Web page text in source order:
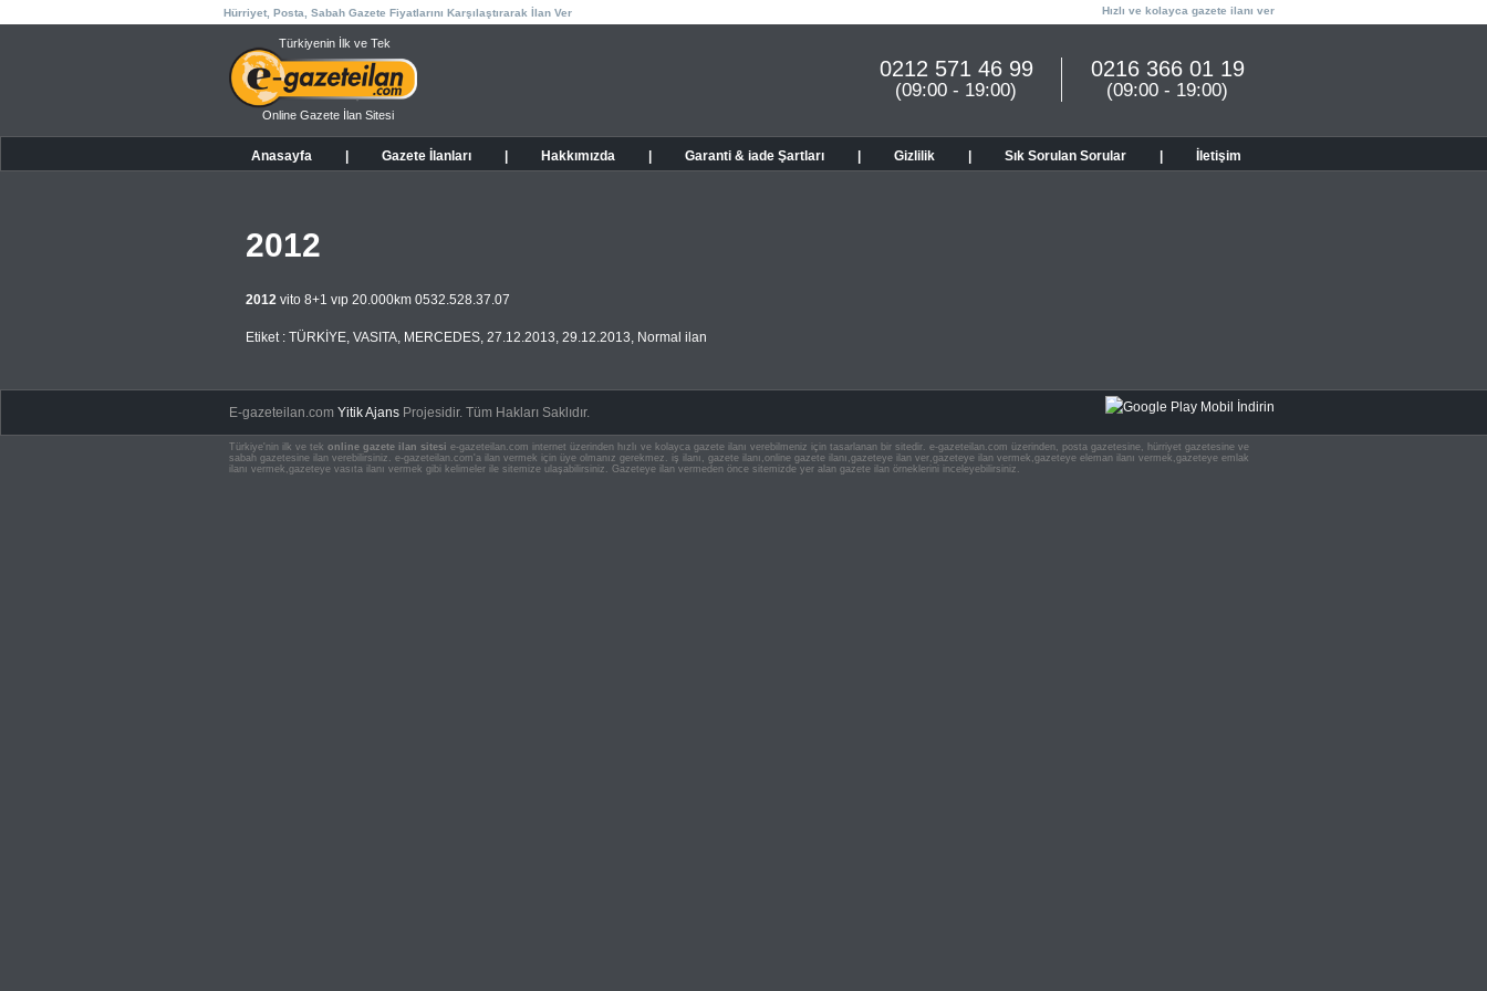
Hürriyet, Posta, Sabah Gazete Fiyatlarını Karşılaştırarak İlan Ver Hızlı ve kolayca gazete ilanı ver
Türkiyenin İlk ve Tek
Online Gazete İlan Sitesi
0216 366 01 19
(09:00 - 19:00)
0212 571 46 99
(09:00 - 19:00)
Anasayfa Gazete İlanları Hakkımızda Garanti & iade Şartları Gizlilik Sık Sorulan Sorular İletişim
2012
2012 vito 8+1 vıp 20.000km 0532.528.37.07
Etiket : TÜRKİYE, VASITA, MERCEDES, 27.12.2013, 29.12.2013, Normal ilan
E-gazeteilan.comYitik Ajans Projesidir.Tüm Hakları Saklıdır.
Türkiye'nin ilk ve tek online gazete ilan sitesi e-gazeteilan.com internet üzerinden hızlı ve kolayca gazete ilanı verebilmeniz için tasarlanan bir sitedir. e-gazeteilan.com üzerinden, posta gazetesine, hürriyet gazetesine ve
sabah gazetesine ilan verebilirsiniz. e-gazeteilan.com'a ilan vermek için üye olmanız gerekmez. iş ilanı, gazete ilanı,online gazete ilanı,gazeteye ilan ver,gazeteye ilan vermek,gazeteye eleman ilanı vermek,gazeteye emlak
ilanı vermek,gazeteye vasıta ilanı vermek gibi kelimeler ile sitemize ulaşabilirsiniz. Gazeteye ilan vermeden önce sitemizde yer alan gazete ilan örneklerini inceleyebilirsiniz.